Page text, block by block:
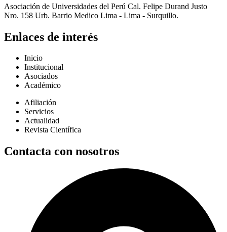
Asociación de Universidades del Perú Cal. Felipe Durand Justo
Nro. 158 Urb. Barrio Medico Lima - Lima - Surquillo.
Enlaces de interés
Inicio
Institucional
Asociados
Académico
Afiliación
Servicios
Actualidad
Revista Científica
Contacta con nosotros